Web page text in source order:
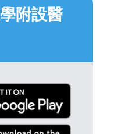
附設醫